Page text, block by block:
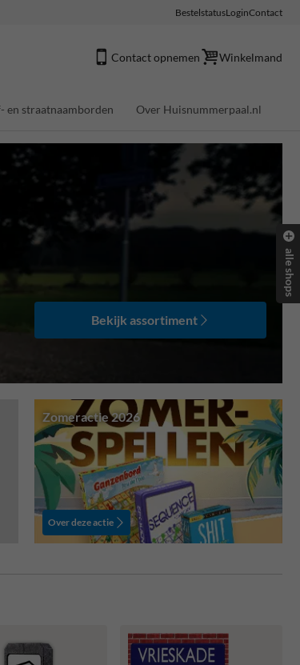
BestelstatusLoginContact
Contact opnemen Winkelmand
en straatnaamborden Over Huisnummerpaal.nl
Bekijk assortiment
Zomeractie 2026
Over deze actie
alle shops